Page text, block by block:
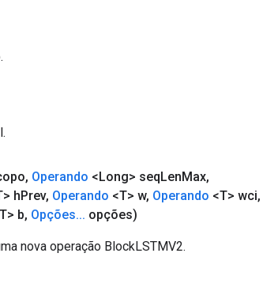
, Operando <Long> seqLenMax,
hPrev, Operando <T> w, Operando <T> wci,
b, Opções... opções)
nova operação BlockLSTMV2.